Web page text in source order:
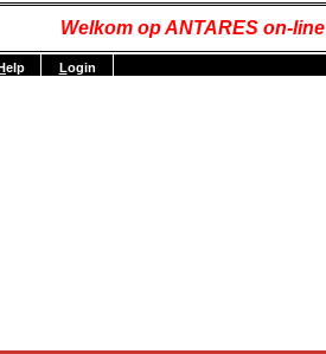
Welkom op ANTARES on-line
elp Login